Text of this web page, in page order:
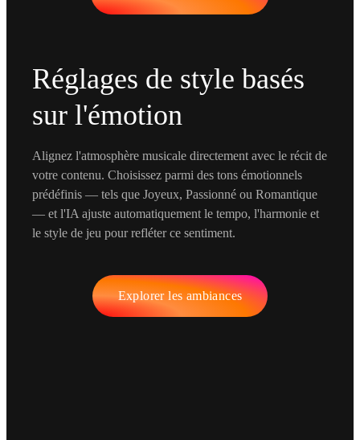
Réglages de style basés
sur l'émotion
Alignez l'atmosphère musicale directement avec le récit de
votre contenu. Choisissez parmi des tons émotionnels
prédéfinis — tels que Joyeux, Passionné ou Romantique
— et l'IA ajuste automatiquement le tempo, l'harmonie et
le style de jeu pour refléter ce sentiment.
Explorer les ambiances